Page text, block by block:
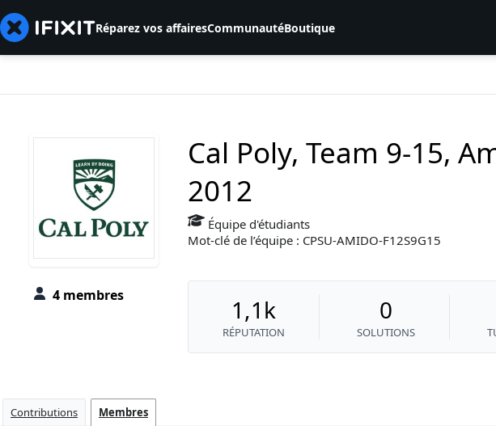
Réparez vos affairesCommunautéBoutique
4 membres
Cal Poly, Team 9-15,
2012
Équipe d'étudiants
Mot-clé de l’équipe : CPSU-AMIDO-F12S9G15
1,1k
RÉPUTATION
0
SOLUTIONS
Contributions Membres